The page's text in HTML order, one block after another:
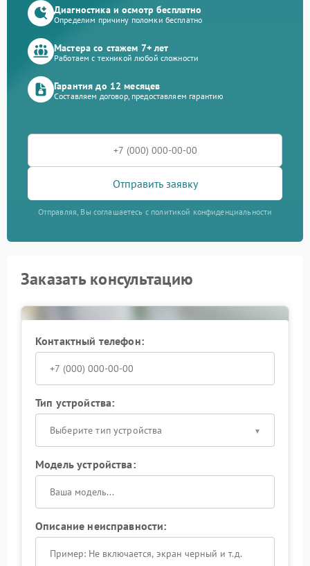
Диагностика и осмотр бесплатно
Определим причину поломки бесплатно
Мастера со стажем 7+ лет
Работаем с техникой любой сложности
Гарантия до 12 месяцев
Составляем договор, предоставляем гарантию
Отправить заявку
Отправляя, Вы соглашаетесь с политикой конфиденциальности
Заказать консультацию
Контактный телефон:
Тип устройства:
Выберите тип устройства
Модель устройства:
Описание неисправности: